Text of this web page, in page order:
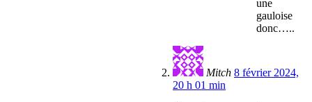
une
gauloise
donc…..
Mitch 8 février 2024,
20 h 01 min